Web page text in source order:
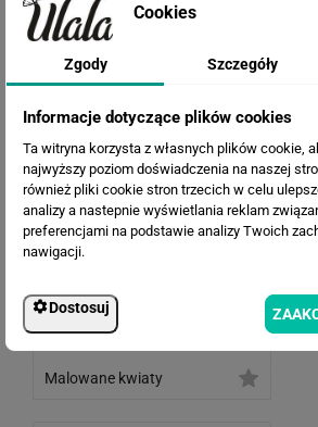
Mapa Warszawy
Malowane kwiaty
Cookies
Zgody Szczegóły
Informacje dotyczące plików cookies
Ta witryna korzysta z własnych plików cookie,
najwyższy poziom doświadczenia na naszej
również pliki cookie stron trzecich w celu
analizy a nastepnie wyświetlania reklam
preferencjami na podstawie analizy Twoich
nawigacji.
Dostosuj